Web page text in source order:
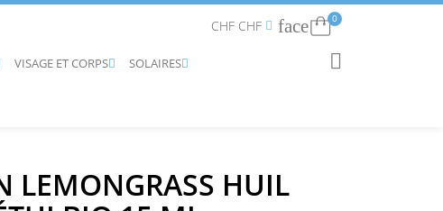
CHF CHF  faceConnexion
0

VISAGE ET CORPS 
SOLAIRES RECHERCHER

LEMONGRASS HUIL